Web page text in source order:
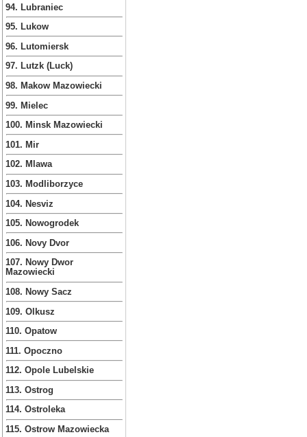
94. Lubraniec
95. Lukow
96. Lutomiersk
97. Lutzk (Luck)
98. Makow Mazowiecki
99. Mielec
100. Minsk Mazowiecki
101. Mir
102. Mlawa
103. Modliborzyce
104. Nesviz
105. Nowogrodek
106. Novy Dvor
107. Nowy Dwor
Mazowiecki
108. Nowy Sacz
109. Olkusz
110. Opatow
111. Opoczno
112. Opole Lubelskie
113. Ostrog
114. Ostroleka
115. Ostrow Mazowiecka